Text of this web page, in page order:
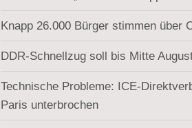
Knapp 26.000 Bürger stimmen über
DDR-Schnellzug soll bis Mitte
Technische Probleme: ICE-
Paris unterbrochen